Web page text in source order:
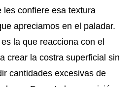
les confiere esa textura
apreciamos en el paladar.
la que reacciona con el
crear la costra superficial sin
cantidades excesivas de